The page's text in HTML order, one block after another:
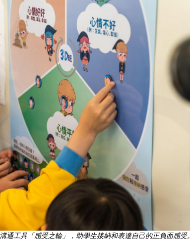
通工具「感受之輪」，助學生接納和表達自己的正負面感受。